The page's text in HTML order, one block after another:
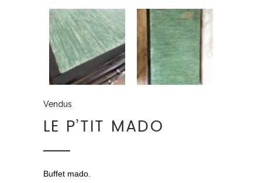
Vendus
LE P’TIT MADO
Buffet mado.